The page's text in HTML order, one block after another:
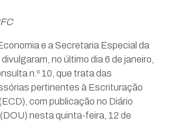
e a Secretaria Especial da
no último dia 6 de janeiro,
n.º 10, que trata das
pertinentes à Escrituração
com publicação no Diário
nesta quinta-feira, 12 de